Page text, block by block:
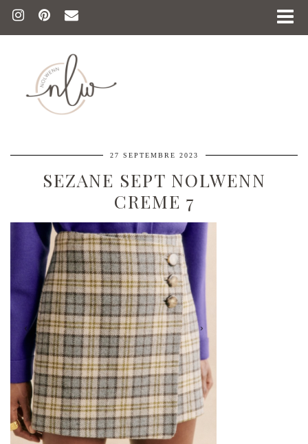
27 SEPTEMBRE 2023
SEZANE SEPT NOLWENN
CREME 7